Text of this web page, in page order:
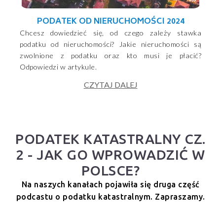
PODATEK OD NIERUCHOMOŚCI 2024
Chcesz dowiedzieć się, od czego zależy stawka
podatku od nieruchomości? Jakie nieruchomości są
zwolnione z podatku oraz kto musi je płacić?
Odpowiedzi w artykule.
CZYTAJ DALEJ
PODATEK KATASTRALNY CZ.
2 - JAK GO WPROWADZIĆ W
POLSCE?
Na naszych kanałach pojawiła się druga część
podcastu o podatku katastralnym. Zapraszamy.